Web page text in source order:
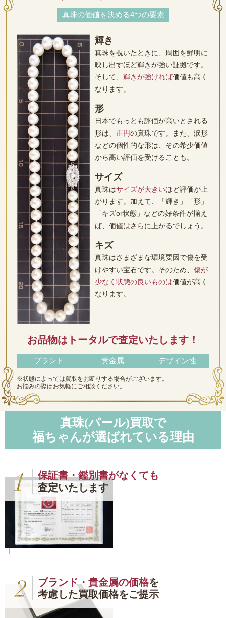
真珠の価値を決める4つの要素
輝き
真珠を覗いたときに、周囲を鮮明に
映し出すほど輝きが強い証拠です。
そして、 輝きが強ければ価値も高く
なります。
形
日本でもっとも評価が高いとされる
形は、 正円の真珠です。また、涙形
などの個性的な形は、その希少価値
から高い評価を受けることも。
サイズ
真珠はサイズが大きいほど評価が上
がります。加えて、「輝き」「形」
「キズor状態」などの好条件が揃え
ば、価値はさらに上がるでしょう。
キズ
真珠はさまざまな環境要因で傷を受
けやすい宝石です。そのため、 傷が
少なく状態の良いものは価値が高く
なります。
お品物はトータルで査定いたします！
ブランド 貴金属 デザイン性
※状態によっては買取をお断りする場合がございます。
お悩みの際はお気軽にご相談ください。
真珠(パール)買取で
福ちゃんが選ばれている理由
保証書・鑑別書がなくても
査定いたします
ブランド・貴金属の価格を
考慮した買取価格をご提示